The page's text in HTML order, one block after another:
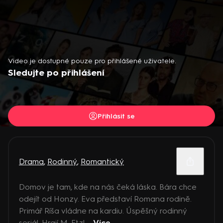
Video je dostupné pouze pro přihlášené uživatele.
Sledujte po přihlášení
Přihlásit se
Drama, Rodinný, Romantický
Domov je tam, kde na nás čeká láska. Bára chce
odejít od Honzy. Eva představí Romana rodině.
Primář Ríša vládne na kardiu. Úspěšný rodinný